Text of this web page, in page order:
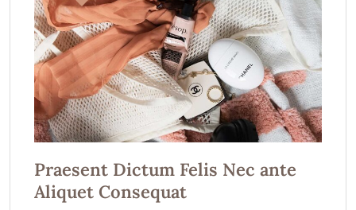
Praesent Dictum Felis Nec ante
Aliquet Consequat